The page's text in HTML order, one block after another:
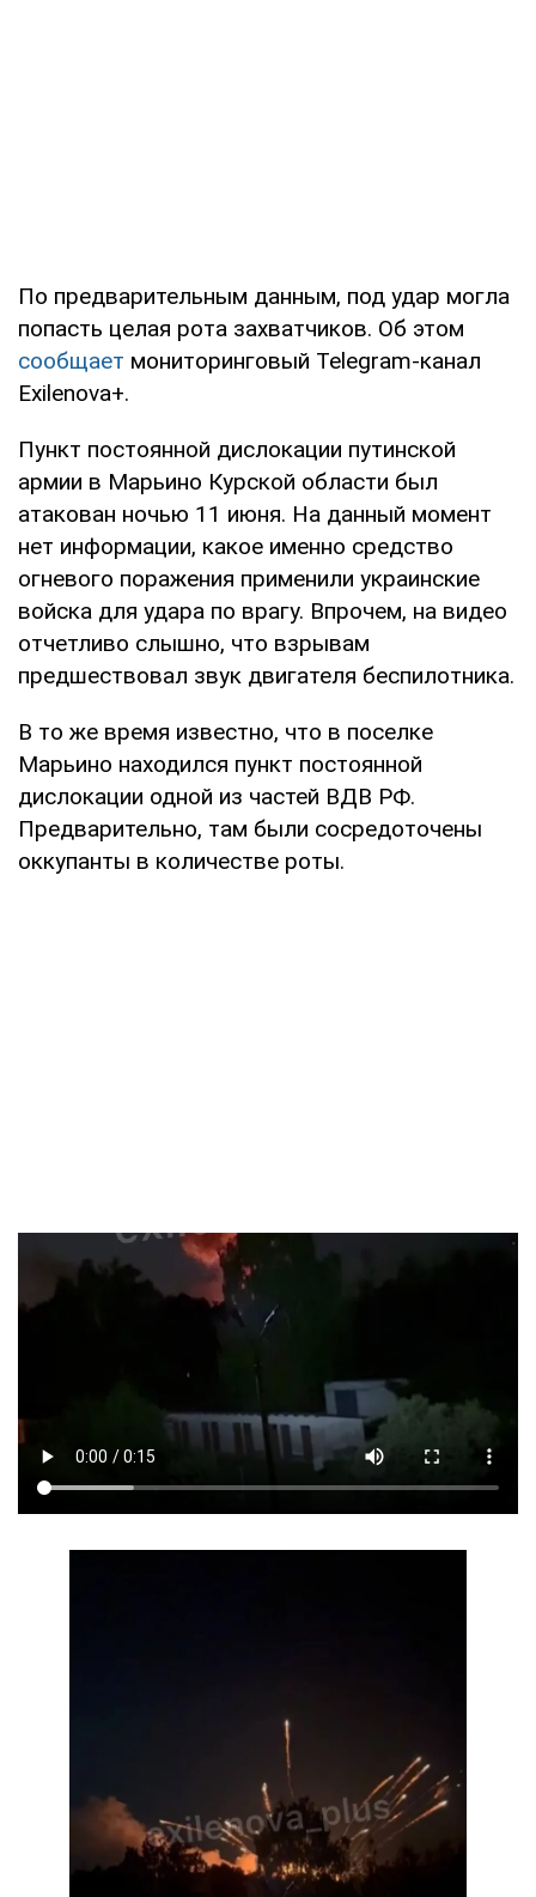
По предварительным данным, под удар могла
попасть целая рота захватчиков. Об этом
сообщает мониторинговый Telegram-канал
Exilenova+.
Пункт постоянной дислокации путинской
армии в Марьино Курской области был
атакован ночью 11 июня. На данный момент
нет информации, какое именно средство
огневого поражения применили украинские
войска для удара по врагу. Впрочем, на видео
отчетливо слышно, что взрывам
предшествовал звук двигателя беспилотника.
В то же время известно, что в поселке
Марьино находился пункт постоянной
дислокации одной из частей ВДВ РФ.
Предварительно, там были сосредоточены
оккупанты в количестве роты.